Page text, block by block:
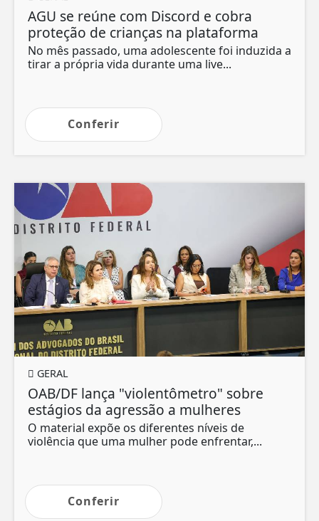
AGU se reúne com Discord e cobra
proteção de crianças na plataforma
No mês passado, uma adolescente foi induzida a
tirar a própria vida durante uma live...
Conferir
GERAL
OAB/DF lança "violentômetro" sobre
estágios da agressão a mulheres
O material expõe os diferentes níveis de
violência que uma mulher pode enfrentar,...
Conferir